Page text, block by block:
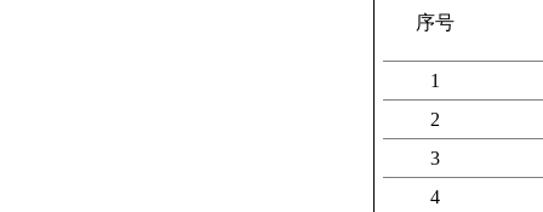
序号
1
2
3
4